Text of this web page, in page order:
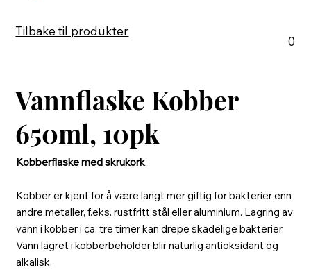
Tilbake til produkter
0
Vannflaske Kobber
650ml, 10pk
Kobberflaske med skrukork
Kobber er kjent for å være langt mer giftig for bakterier enn
andre metaller, f.eks. rustfritt stål eller aluminium. Lagring av
vann i kobber i ca. tre timer kan drepe skadelige bakterier.
Vann lagret i kobberbeholder blir naturlig antioksidant og
alkalisk.